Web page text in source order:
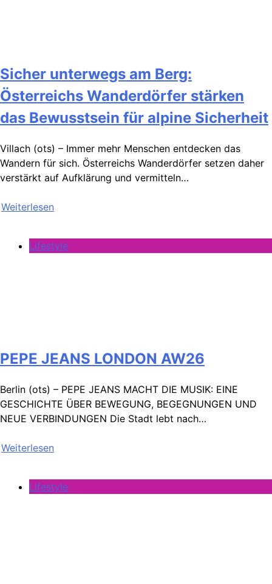
Sicher unterwegs am Berg:
Österreichs Wanderdörfer stärken
das Bewusstsein für alpine Sicherheit
Villach (ots) – Immer mehr Menschen entdecken das
Wandern für sich. Österreichs Wanderdörfer setzen daher
verstärkt auf Aufklärung und vermitteln…
Weiterlesen
Lifestyle
PEPE JEANS LONDON AW26
Berlin (ots) – PEPE JEANS MACHT DIE MUSIK: EINE
GESCHICHTE ÜBER BEWEGUNG, BEGEGNUNGEN UND
NEUE VERBINDUNGEN Die Stadt lebt nach…
Weiterlesen
Lifestyle